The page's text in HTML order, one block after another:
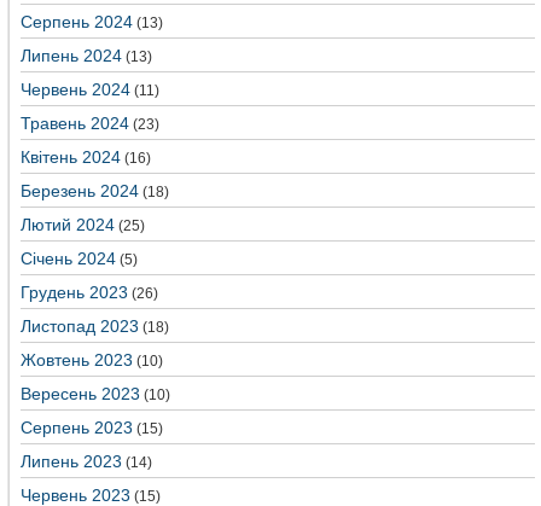
Серпень 2024 (13)
Липень 2024 (13)
Червень 2024 (11)
Травень 2024 (23)
Квітень 2024 (16)
Березень 2024 (18)
Лютий 2024 (25)
Січень 2024 (5)
Грудень 2023 (26)
Листопад 2023 (18)
Жовтень 2023 (10)
Вересень 2023 (10)
Серпень 2023 (15)
Липень 2023 (14)
Червень 2023 (15)